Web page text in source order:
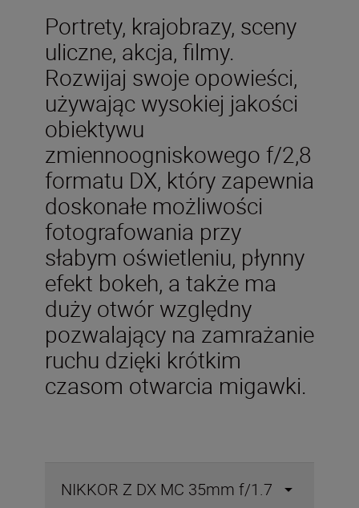
Portrety, krajobrazy, sceny
uliczne, akcja, filmy.
Rozwijaj swoje opowieści,
używając wysokiej jakości
obiektywu
zmiennoogniskowego f/2,8
formatu DX, który zapewnia
doskonałe możliwości
fotografowania przy
słabym oświetleniu, płynny
efekt bokeh, a także ma
duży otwór względny
pozwalający na zamrażanie
ruchu dzięki krótkim
czasom otwarcia migawki.
NIKKOR Z DX MC 35mm f/1.7